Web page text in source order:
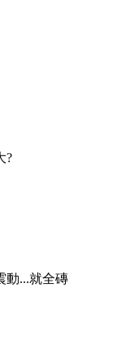
?
動...就全磚